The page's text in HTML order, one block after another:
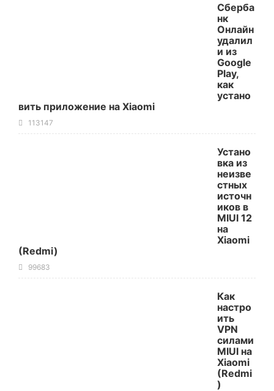
Сберба
нк
Онлайн
удалил
и из
Google
Play,
как
устано
вить приложение на Xiaomi
113147
Устано
вка из
неизве
стных
источн
иков в
MIUI 12
на
Xiaomi
(Redmi)
99683
Как
настро
ить
VPN
силами
MIUI на
Xiaomi
(Redmi
)